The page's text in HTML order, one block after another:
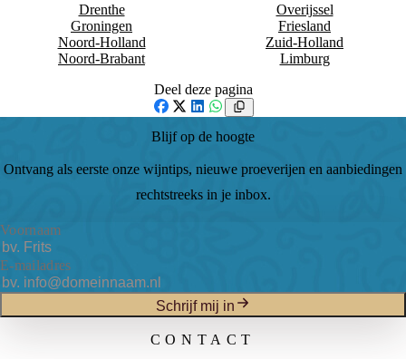
Drenthe
Overijssel
Groningen
Friesland
Noord-Holland
Zuid-Holland
Noord-Brabant
Limburg
Deel deze pagina
Facebook
X LinkedIn
WhatsApp
Blijf op de hoogte
Ontvang als eerste onze wijntips, nieuwe proeverijen en aanbiedingen
rechtstreeks in je inbox.
Voornaam
E-mailadres
Schrijf mij in
CONTACT